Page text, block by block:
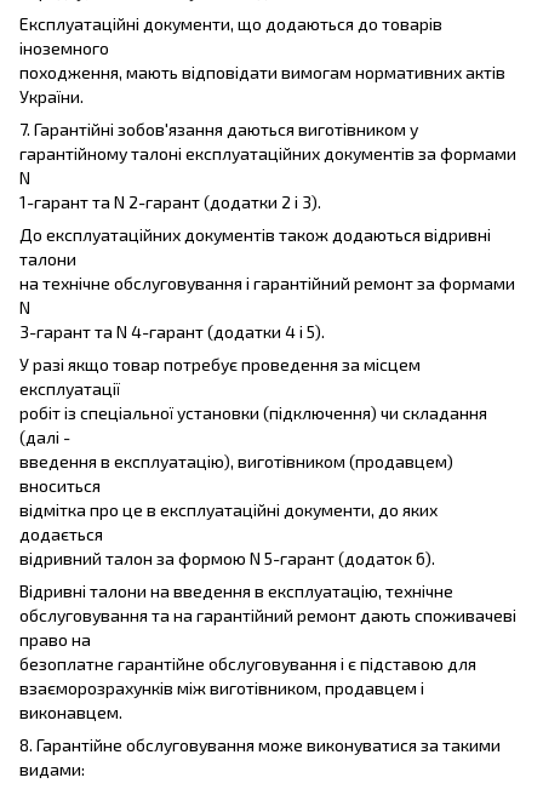
Експлуатаційні документи, що додаються до товарів
іноземного
походження, мають відповідати вимогам нормативних актів
України.
7. Гарантійні зобов'язання даються виготівником у
гарантійному талоні експлуатаційних документів за формами
N
1-гарант та N 2-гарант (додатки 2 і 3).
До експлуатаційних документів також додаються відривні
талони
на технічне обслуговування і гарантійний ремонт за формами
N
3-гарант та N 4-гарант (додатки 4 і 5).
У разі якщо товар потребує проведення за місцем
експлуатації
робіт із спеціальної установки (підключення) чи складання
(далі -
введення в експлуатацію), виготівником (продавцем)
вноситься
відмітка про це в експлуатаційні документи, до яких
додається
відривний талон за формою N 5-гарант (додаток 6).
Відривні талони на введення в експлуатацію, технічне
обслуговування та на гарантійний ремонт дають споживачеві
право на
безоплатне гарантійне обслуговування і є підставою для
взаєморозрахунків між виготівником, продавцем і
виконавцем.
8. Гарантійне обслуговування може виконуватися за такими
видами: